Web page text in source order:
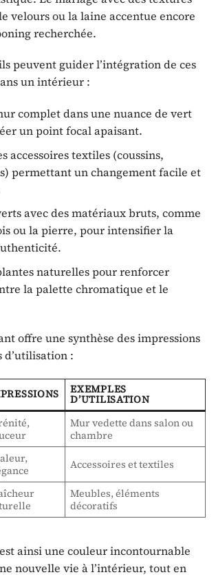
velours ou la laine accentue encore
recherchée.
peuvent guider l’intégration de ces
un intérieur :
complet dans une nuance de vert
un point focal apaisant.
accessoires textiles (coussins,
permettant un changement facile et
avec des matériaux bruts, comme
ou la pierre, pour intensifier la
naturelles pour renforcer
la palette chromatique et le
offre une synthèse des impressions
d’utilisation :
EXEMPLES
D’UTILISATION
Mur vedette dans salon ou
chambre
Accessoires et textiles
Meubles, éléments
décoratifs
ainsi une couleur incontournable
nouvelle vie à l’intérieur, tout en